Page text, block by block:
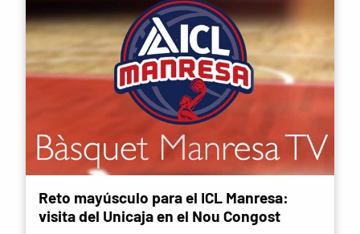
Reto mayúsculo para el ICL Manresa:
visita del Unicaja en el Nou Congost